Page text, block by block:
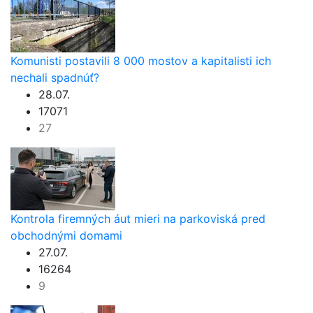
Komunisti postavili 8 000 mostov a kapitalisti ich
nechali spadnúť?
28.07.
17071
27
Kontrola firemných áut mieri na parkoviská pred
obchodnými domami
27.07.
16264
9